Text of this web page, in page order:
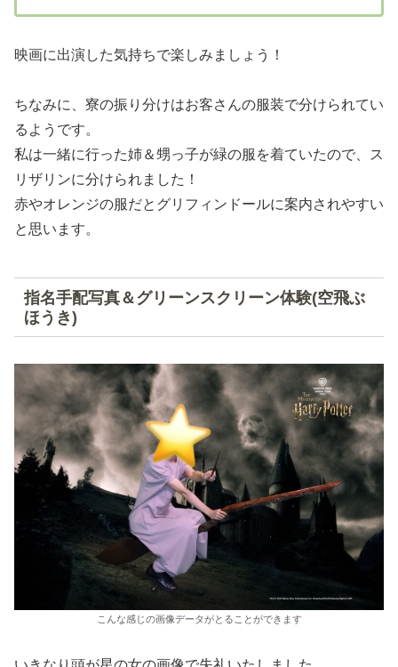
映画に出演した気持ちで楽しみましょう！
ちなみに、寮の振り分けはお客さんの服装で分けられてい
るようです。
私は一緒に行った姉＆甥っ子が緑の服を着ていたので、ス
リザリンに分けられました！
赤やオレンジの服だとグリフィンドールに案内されやすい
と思います。
指名手配写真＆グリーンスクリーン体験(空飛ぶ
ほうき)
こんな感じの画像データがとることができます